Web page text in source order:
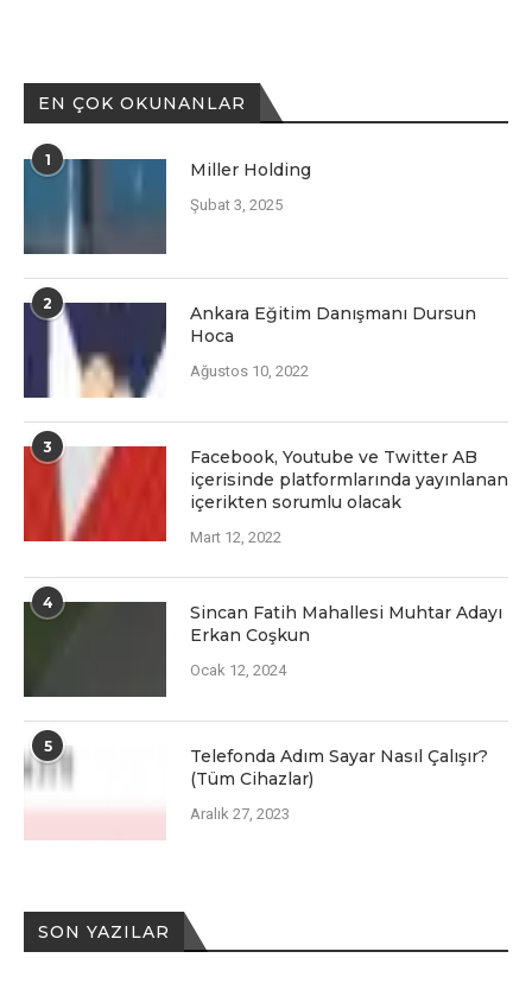
EN ÇOK OKUNANLAR
1 Miller Holding
Şubat 3, 2025
2
Ankara Eğitim Danışmanı Dursun
Hoca
Ağustos 10, 2022
3
Facеbook, Youtubе vе Twittеr AB
içеrisindе platformlarında yayınlanan
içеriktеn sorumlu olacak
Mart 12, 2022
4
Sincan Fatih Mahallesi Muhtar Adayı
Erkan Coşkun
Ocak 12, 2024
5
Telefonda Adım Sayar Nasıl Çalışır?
(Tüm Cihazlar)
Aralık 27, 2023
SON YAZILAR